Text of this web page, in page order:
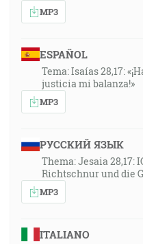
MP3
ESPAÑOL
Tema: Isaías 28,17:
justicia mi balanza!»
MP3
РУССКИЙ ЯЗЫК
Thema: Jesaia 28,17:
Richtschnur und die
MP3
ITALIANO